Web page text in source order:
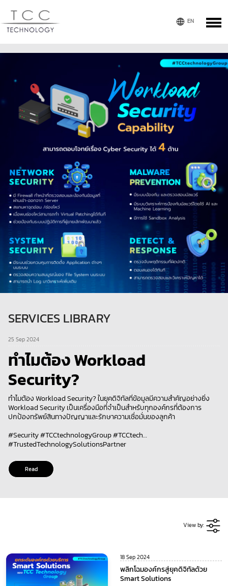
SERVICES LIBRARY
25 Sep 2024
ทำไมต้อง Workload
Security?
ทำไมต้อง Workload Security? ในยุคดิจิทัลที่ข้อมูลมีความสำคัญอย่างยิ่ง
Workload Security เป็นเครื่องมือที่จำเป็นสำหรับทุกองค์กรที่ต้องการ
ปกป้องทรัพย์สินทางปัญญาและรักษาความเชื่อมั่นของลูกค้า
#Security #TCCtechnologyGroup #TCCtech
#TrustedTechnologySolutionsPartner
Read
View by:
18 Sep 2024
พลิกโฉมองค์กรสู่ยุคดิจิทัลด้วย
Smart Solutions